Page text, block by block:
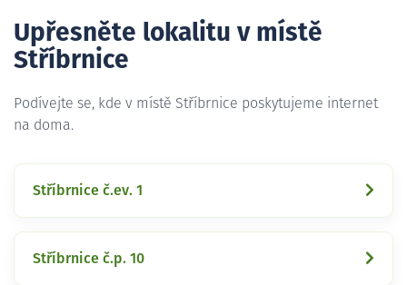
Upřesněte lokalitu v místě
Stříbrnice
Podívejte se, kde v místě Stříbrnice poskytujeme internet
na doma.
Stříbrnice č.ev. 1
Stříbrnice č.p. 10